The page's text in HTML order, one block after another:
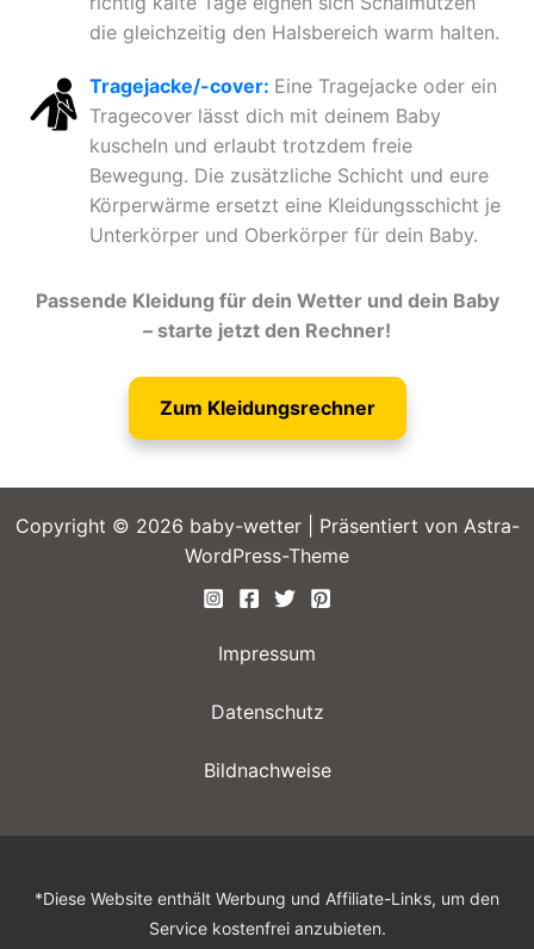
die gleichzeitig den Halsbereich warm halten.
Tragejacke/-cover: Eine Tragejacke oder ein
Tragecover lässt dich mit deinem Baby
kuscheln und erlaubt trotzdem freie
Bewegung. Die zusätzliche Schicht und eure
Körperwärme ersetzt eine Kleidungsschicht je
Unterkörper und Oberkörper für dein Baby.
Passende Kleidung für dein Wetter und dein Baby
– starte jetzt den Rechner!
Zum Kleidungsrechner
Copyright © 2026 baby-wetter | Präsentiert von Astra-
WordPress-Theme
Impressum
Datenschutz
Bildnachweise
*Diese Website enthält Werbung und Affiliate-Links, um den
Service kostenfrei anzubieten.